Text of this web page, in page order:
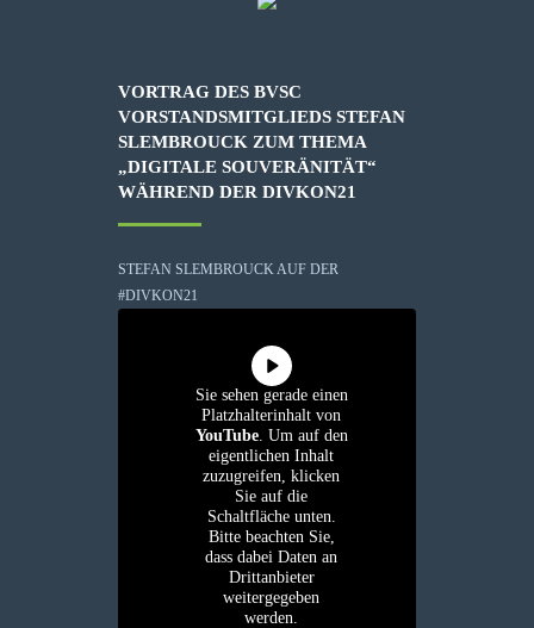
VORTRAG DES BVSC
VORSTANDSMITGLIEDS STEFAN
SLEMBROUCK ZUM THEMA
„DIGITALE SOUVERÄNITÄT“
WÄHREND DER DIVKON21
STEFAN SLEMBROUCK AUF DER
#DIVKON21
Sie sehen gerade einen
Platzhalterinhalt von
YouTube. Um auf den
eigentlichen Inhalt
zuzugreifen, klicken
Sie auf die
Schaltfläche unten.
Bitte beachten Sie,
dass dabei Daten an
Drittanbieter
weitergegeben
werden.